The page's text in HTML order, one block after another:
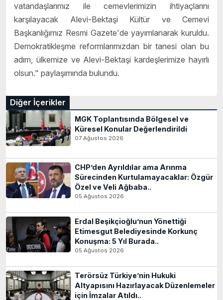
vatandaşlarımız ile cemevlerimizin ihtiyaçlarını
karşılayacak Alevi-Bektaşi Kültür ve Cemevi
Başkanlığımız Resmi Gazete'de yayımlanarak kuruldu.
Demokratikleşme reformlarımızdan bir tanesi olan bu
adım, ülkemize ve Alevi-Bektaşi kardeşlerimize hayırlı
olsun." paylaşımında bulundu.
Diğer İçerikler
MGK Toplantısında Bölgesel ve
Küresel Konular Değerlendirildi
07 Ağustos 2026
CHP’den Ayrıldılar ama Arınma
Sürecinden Kurtulamayacaklar: Özgür
Özel ve Veli Ağbaba..
05 Ağustos 2026
Erdal Beşikçioğlu’nun Yönettiği
Etimesgut Belediyesinde Korkunç
Konuşma: 5 Yıl Burada..
05 Ağustos 2026
Terörsüz Türkiye’nin Hukuki
Altyapısını Hazırlayacak Düzenlemeler
için İmzalar Atıldı..